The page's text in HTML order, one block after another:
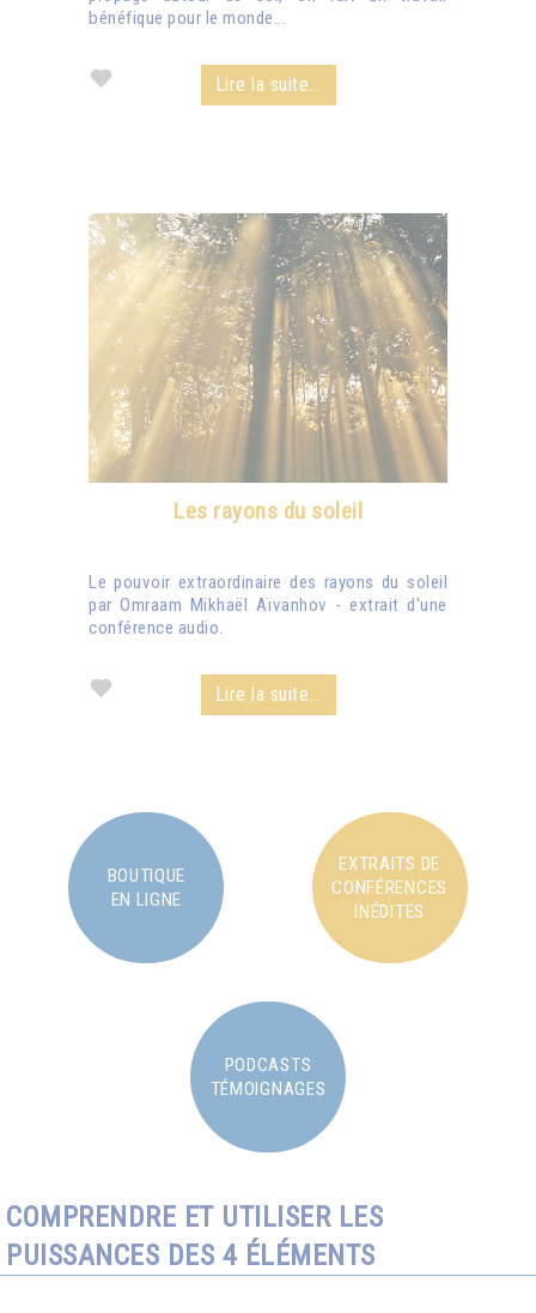
bénéfique pour le monde...
Lire la suite...
Les rayons du soleil
Le pouvoir extraordinaire des rayons du soleil
par Omraam Mikhaël Aïvanhov - extrait d'une
conférence audio.
Lire la suite...
BOUTIQUE
EN LIGNE
EXTRAITS DE
CONFÉRENCES
INÉDITES
PODCASTS
TÉMOIGNAGES
COMPRENDRE ET UTILISER LES
PUISSANCES DES 4 ÉLÉMENTS